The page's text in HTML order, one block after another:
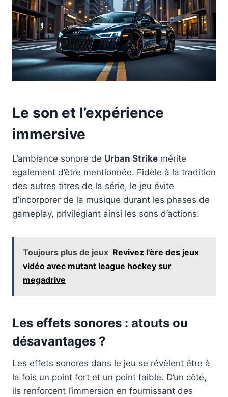
Le son et l’expérience
immersive
L’ambiance sonore de Urban Strike mérite
également d’être mentionnée. Fidèle à la tradition
des autres titres de la série, le jeu évite
d’incorporer de la musique durant les phases de
gameplay, privilégiant ainsi les sons d’actions.
Toujours plus de jeux Revivez l'ère des jeux
vidéo avec mutant league hockey sur
megadrive
Les effets sonores : atouts ou
désavantages ?
Les effets sonores dans le jeu se révèlent être à
la fois un point fort et un point faible. D’un côté,
ils renforcent l’immersion en fournissant des